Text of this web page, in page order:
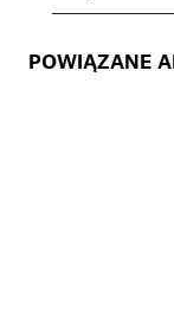
POWIĄZANE